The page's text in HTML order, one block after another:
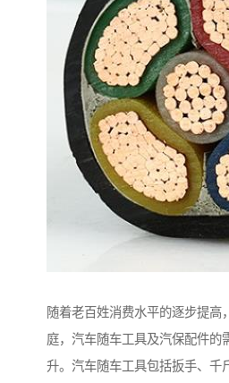
随着老百姓消费水平的逐步提高
庭，汽车随车工具及汽保配件的
升。汽车随车工具包括扳手、千